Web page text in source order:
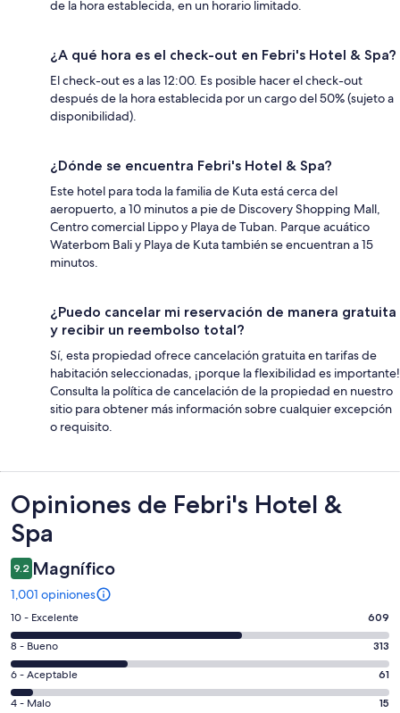
de la hora establecida, en un horario limitado.
¿A qué hora es el check-out en Febri's Hotel & Spa?
El check-out es a las 12:00. Es posible hacer el check-out
después de la hora establecida por un cargo del 50% (sujeto a
disponibilidad).
¿Dónde se encuentra Febri's Hotel & Spa?
Este hotel para toda la familia de Kuta está cerca del
aeropuerto, a 10 minutos a pie de Discovery Shopping Mall,
Centro comercial Lippo y Playa de Tuban. Parque acuático
Waterbom Bali y Playa de Kuta también se encuentran a 15
minutos.
¿Puedo cancelar mi reservación de manera gratuita
y recibir un reembolso total?
Sí, esta propiedad ofrece cancelación gratuita en tarifas de
habitación seleccionadas, ¡porque la flexibilidad es importante!
Consulta la política de cancelación de la propiedad en nuestro
sitio para obtener más información sobre cualquier excepción
o requisito.
Opiniones
Opiniones de Febri's Hotel &
Spa
9.2 Magnífico
1,001 opiniones
Puntuación
de
10,
es
decir,
10 - Excelente 609
Puntuación
de
8,
es
8 - Bueno 313
Puntuación
de
6 - Aceptable 61
Puntuación
4 - Malo 15